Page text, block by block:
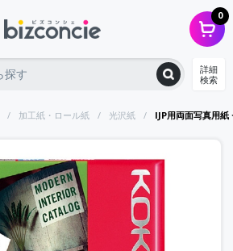
0
詳細
検索
加工紙・ロール紙 光沢紙 IJP用両面写真用